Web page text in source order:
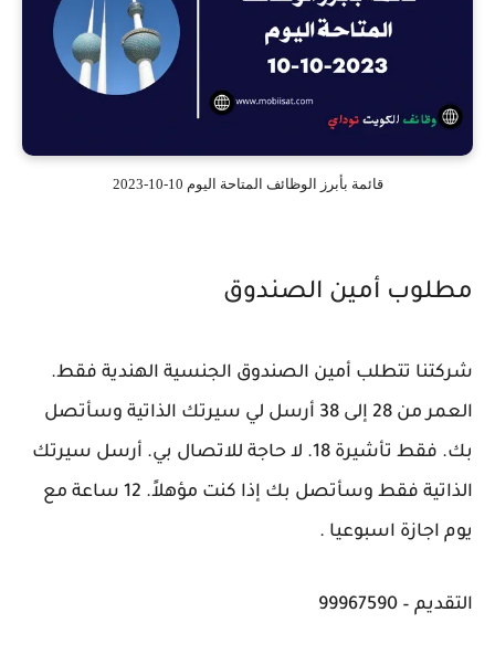
قائمة بأبرز الوظائف المتاحة اليوم 10-10-2023
مطلوب أمين الصندوق
شركتنا تتطلب أمين الصندوق الجنسية الهندية فقط.
العمر من 28 إلى 38 أرسل لي سيرتك الذاتية وسأتصل
بك. فقط تأشيرة 18. لا حاجة للاتصال بي. أرسل سيرتك
الذاتية فقط وسأتصل بك إذا كنت مؤهلاً. 12 ساعة مع
يوم اجازة اسبوعيا .
التقديم – 99967590